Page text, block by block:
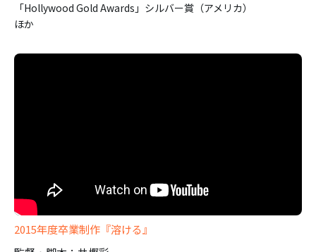
「Hollywood Gold Awards」シルバー賞（アメリカ）
ほか
2015年度卒業制作『溶ける』